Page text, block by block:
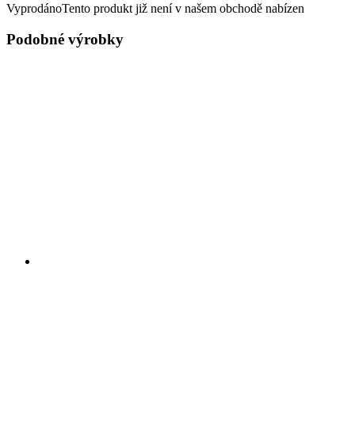
VyprodánoTento produkt již není v našem obchodě nabízen
Podobné výrobky